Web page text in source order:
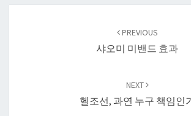
PREVIOUS
샤오미 미밴드 효과
NEXT
헬조선, 과연 누구 책임인